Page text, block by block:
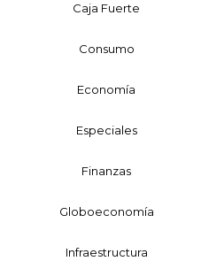
Caja Fuerte
Consumo
Economía
Especiales
Finanzas
Globoeconomía
Infraestructura